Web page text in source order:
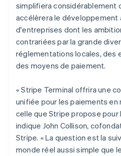
simplifiera considérablement
accélèrera le développement
d'entreprises dont les
contrariées par la grande
réglementations locales, des
des moyens de paiement.
« Stripe Terminal offrira une
unifiée pour les paiements en
celle que Stripe propose pour
indique John Collison,
Stripe. « La question est la
monde réel aussi simple que